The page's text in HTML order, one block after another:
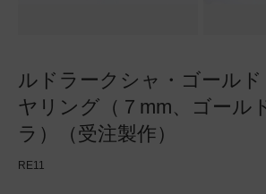
ルドラークシャ・ゴールド
ヤリング（７mm、ゴール
ラ）（受注製作）
RE11